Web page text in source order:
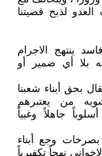
لذبح قضيتنا
ينتهج الاجرام
بلا أي ضمير أو
بحق أبناء شعبنا
من يعتبرهم
جاهلاً وغبياً
وجع أبناء
نهجاً تكفيرياً